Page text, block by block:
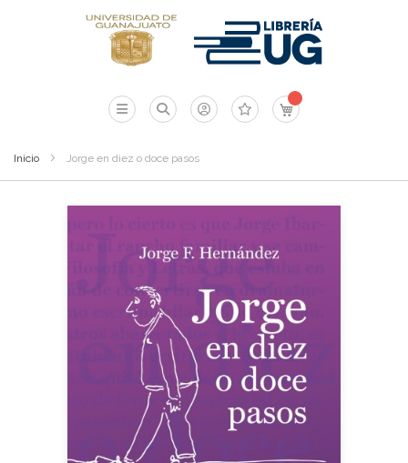
Mi carrito
Inicio Jorge en diez o doce pasos